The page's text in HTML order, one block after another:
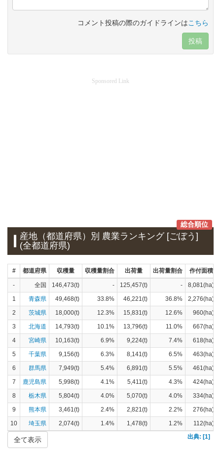
コメント投稿の際のガイドラインはこちら
投稿
Sponsored Link
総合順位
産地（都道府県）別 農業ランキング [ごぼう]
(全都道府県)
# 都道府県 収穫量 収穫量割合 出荷量 出荷量割合 作付面積
- 全国 146,473(t) - 125,457(t) -
8,081(ha)
1
青森県 49,468(t) 33.8% 46,221(t) 36.8%
2,276(ha)
2
茨城県 18,000(t) 12.3% 15,831(t) 12.6%
960(ha)
3
北海道 14,793(t) 10.1% 13,796(t) 11.0%
667(ha)
4
宮崎県 10,163(t) 6.9% 9,224(t) 7.4%
618(ha)
5
千葉県 9,156(t) 6.3% 8,141(t) 6.5%
463(ha)
6
群馬県 7,949(t) 5.4% 6,891(t) 5.5%
461(ha)
7
鹿児島県 5,998(t) 4.1% 5,411(t) 4.3%
424(ha)
8
栃木県 5,804(t) 4.0% 5,070(t) 4.0%
334(ha)
9
熊本県 3,461(t) 2.4% 2,821(t) 2.2%
276(ha)
10
埼玉県 2,074(t) 1.4% 1,478(t) 1.2%
112(ha)
出典: [1]
全て表示